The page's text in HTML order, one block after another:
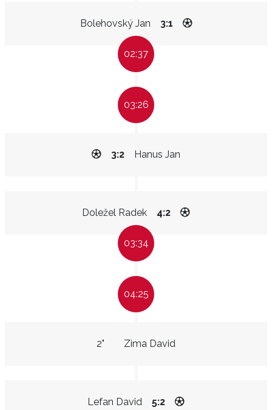
Bolehovský Jan 3:1
02:37
03:26
Hanus Jan
3:2
Doležel Radek 4:2
03:34
04:25
Zima David
2"
Lefan David 5:2